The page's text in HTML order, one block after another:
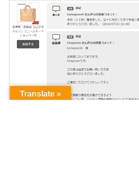
Translate »